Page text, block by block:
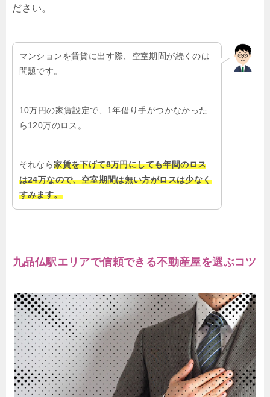
ださい。
マンションを賃貸に出す際、空室期間が続くのは
問題です。
10万円の家賃設定で、1年借り手がつかなかった
ら120万のロス。
それなら家賃を下げて8万円にしても年間のロス
は24万なので、空室期間は無い方がロスは少なく
すみます。
九品仏駅エリアで信頼できる不動産屋を選ぶコツ